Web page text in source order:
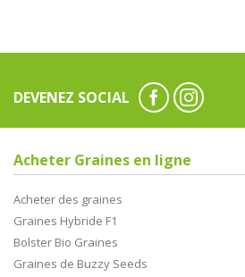
DEVENEZ SOCIAL
Acheter Graines en ligne
Acheter des graines
Graines Hybride F1
Bolster Bio Graines
Graines de Buzzy Seeds